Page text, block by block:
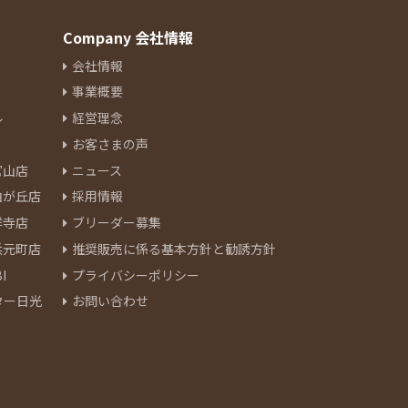
店
丘店
店
町店
日光
Company 会社情報
会社情報
事業概要
経営理念
お客さまの声
ニュース
採用情報
ブリーダー募集
推奨販売に係る基本方針と勧誘方針
プライバシーポリシー
お問い合わせ